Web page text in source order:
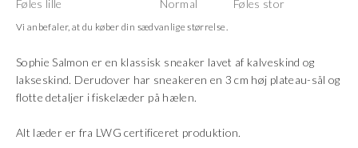
Føles lille Normal Føles stor
Vi anbefaler, at du køber din sædvanlige størrelse.
Sophie Salmon er en klassisk sneaker lavet af kalveskind og
lakseskind. Derudover har sneakeren en 3 cm høj plateau-sål og
flotte detaljer i fiskelæder på hælen.
Alt læder er fra LWG certificeret produktion.